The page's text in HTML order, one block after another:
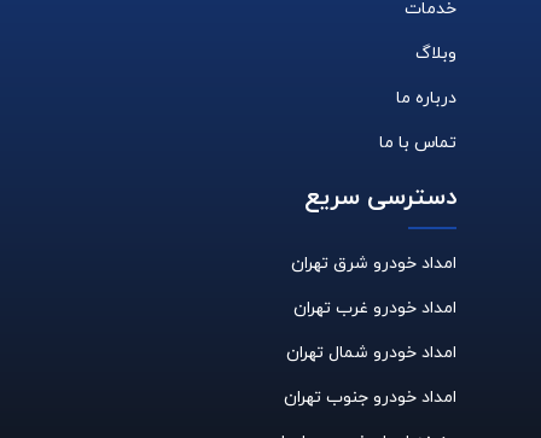
خدمات
وبلاگ
درباره ما
تماس با ما
دسترسی سریع
امداد خودرو شرق تهران
امداد خودرو غرب تهران
امداد خودرو شمال تهران
امداد خودرو جنوب تهران